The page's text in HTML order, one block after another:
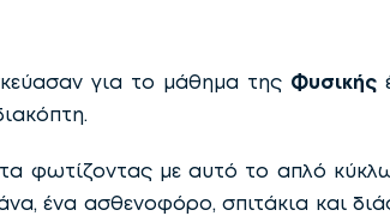
για το μάθημα της Φυσικής
φωτίζοντας με αυτό το απλό
ένα ασθενοφόρο, σπιτάκια και